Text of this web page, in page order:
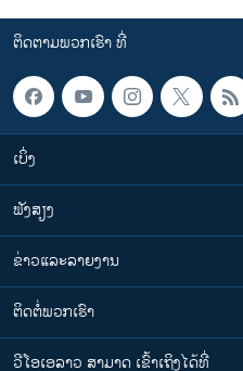
ວີດີໂອ
ລາຍການກະຈາຍສຽງ
ລາຍງານ
ຕິດຕາມພວກເຮົາ ທີ່
ພາສາຕ່າງໆ
ຕິດຕາມພວກເຮົາ ທີ່
ເບິ່ງ
ຟັງສຽງ
ຂ່າວແລະລາຍງານ
ຕິດຕໍ່ພວກເຮົາ
ວີໂອເອລາວ ສາມາດ ເຂົ້າເຖິງໄດ້ທີ່